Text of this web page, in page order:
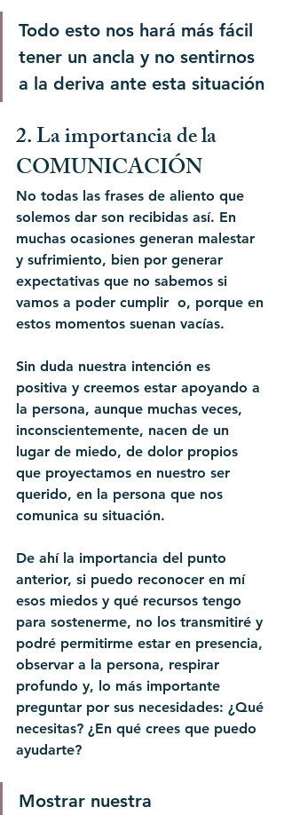
Todo esto nos hará más fácil
tener un ancla y no sentirnos
a la deriva ante esta situación
2. La importancia de la
COMUNICACIÓN
No todas las frases de aliento que
solemos dar son recibidas así. En
muchas ocasiones generan malestar
y sufrimiento, bien por generar
expectativas que no sabemos si
vamos a poder cumplir  o, porque en
estos momentos suenan vacías.
Sin duda nuestra intención es
positiva y creemos estar apoyando a
la persona, aunque muchas veces,
inconscientemente, nacen de un
lugar de miedo, de dolor propios
que proyectamos en nuestro ser
querido, en la persona que nos
comunica su situación.
De ahí la importancia del punto
anterior, si puedo reconocer en mí
esos miedos y qué recursos tengo
para sostenerme, no los transmitiré y
podré permitirme estar en presencia,
observar a la persona, respirar
profundo y, lo más importante
preguntar por sus necesidades: ¿Qué
necesitas? ¿En qué crees que puedo
ayudarte?
Mostrar nuestra